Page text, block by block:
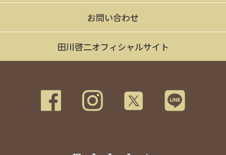
お問い合わせ
田川啓二オフィシャルサイト